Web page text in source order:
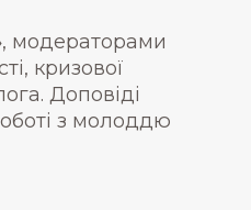
, модераторами
кризової
Доповіді
з молоддю